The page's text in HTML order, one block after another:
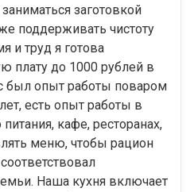
заготовкой
поддерживать чистоту
и труд я готова
плату до 1000 рублей в
был опыт работы поваром
есть опыт работы в
кафе, ресторанах,
меню, чтобы рацион
Наша кухня включает